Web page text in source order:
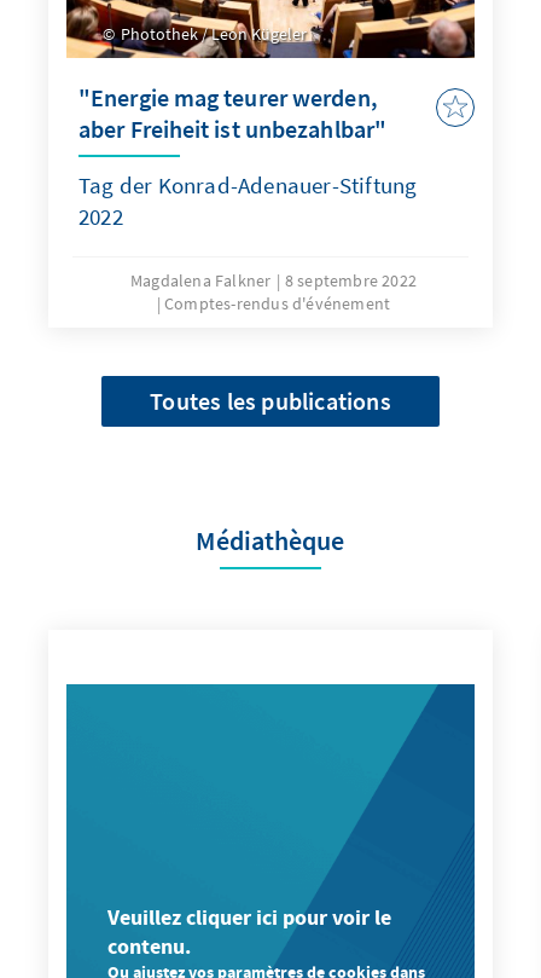
Photothek / Leon Kügeler
"Energie mag teurer werden,
aber Freiheit ist unbezahlbar"
Tag der Konrad-Adenauer-Stiftung
2022
Magdalena Falkner
8 septembre 2022
Comptes-rendus d'événement
Toutes les publications
Médiathèque
Veuillez cliquer ici pour voir le
contenu.
Ou ajustez vos paramètres de cookies dans